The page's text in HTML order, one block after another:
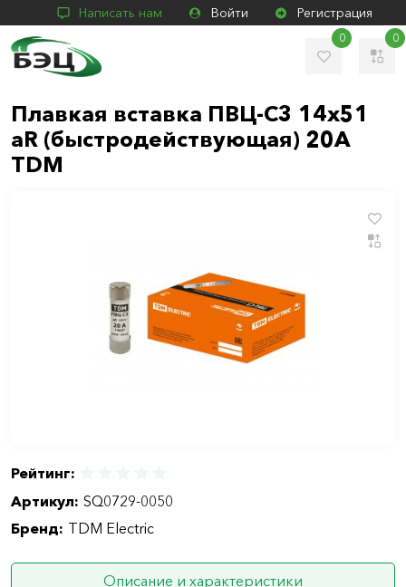
Написать нам Войти Регистрация
0 0
Плавкая вставка ПВЦ-С3 14х51
aR (быстродействующая) 20А
TDM
Рейтинг:
Артикул: SQ0729-0050
Бренд: TDM Electric
Описание и характеристики